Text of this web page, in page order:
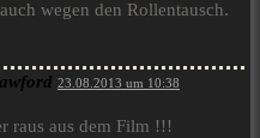
wegen den Rollentausch.
23.08.2013 um 10:38
raus aus dem Film !!!